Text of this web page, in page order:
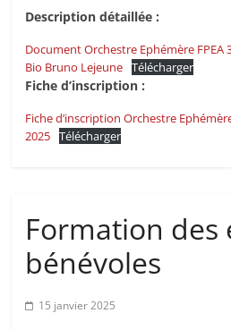
Description détaillée :
Document Orchestre Ephémère FPEA
Bio Bruno Lejeune Télécharger
Fiche d’inscription :
Fiche d’inscription Orchestre
2025 Télécharger
Formation des
bénévoles
15 janvier 2025